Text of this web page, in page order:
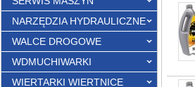
NARZĘDZIA HYDRAULICZNE
WALCE DROGOWE
WDMUCHIWARKI
WIERTARKI WIERTNICE